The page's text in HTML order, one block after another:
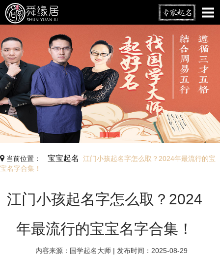
当前位置： 宝宝起名
江门小孩起名字怎么取？2024年最流行的宝
宝名字合集！
江门小孩起名字怎么取？2024
年最流行的宝宝名字合集！
内容来源：国学起名大师 | 发布时间：2025-08-29